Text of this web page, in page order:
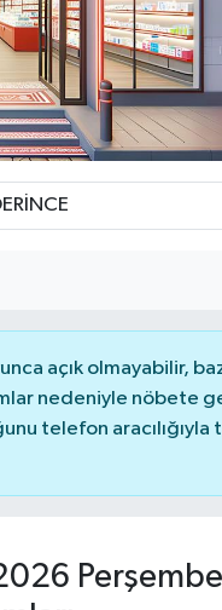
açık olmayabilir,
nedeniyle nöbete
telefon